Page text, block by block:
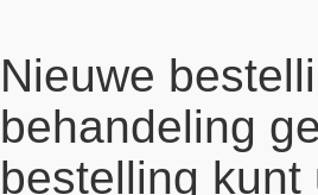
Nieuwe
behandeling
bestelling